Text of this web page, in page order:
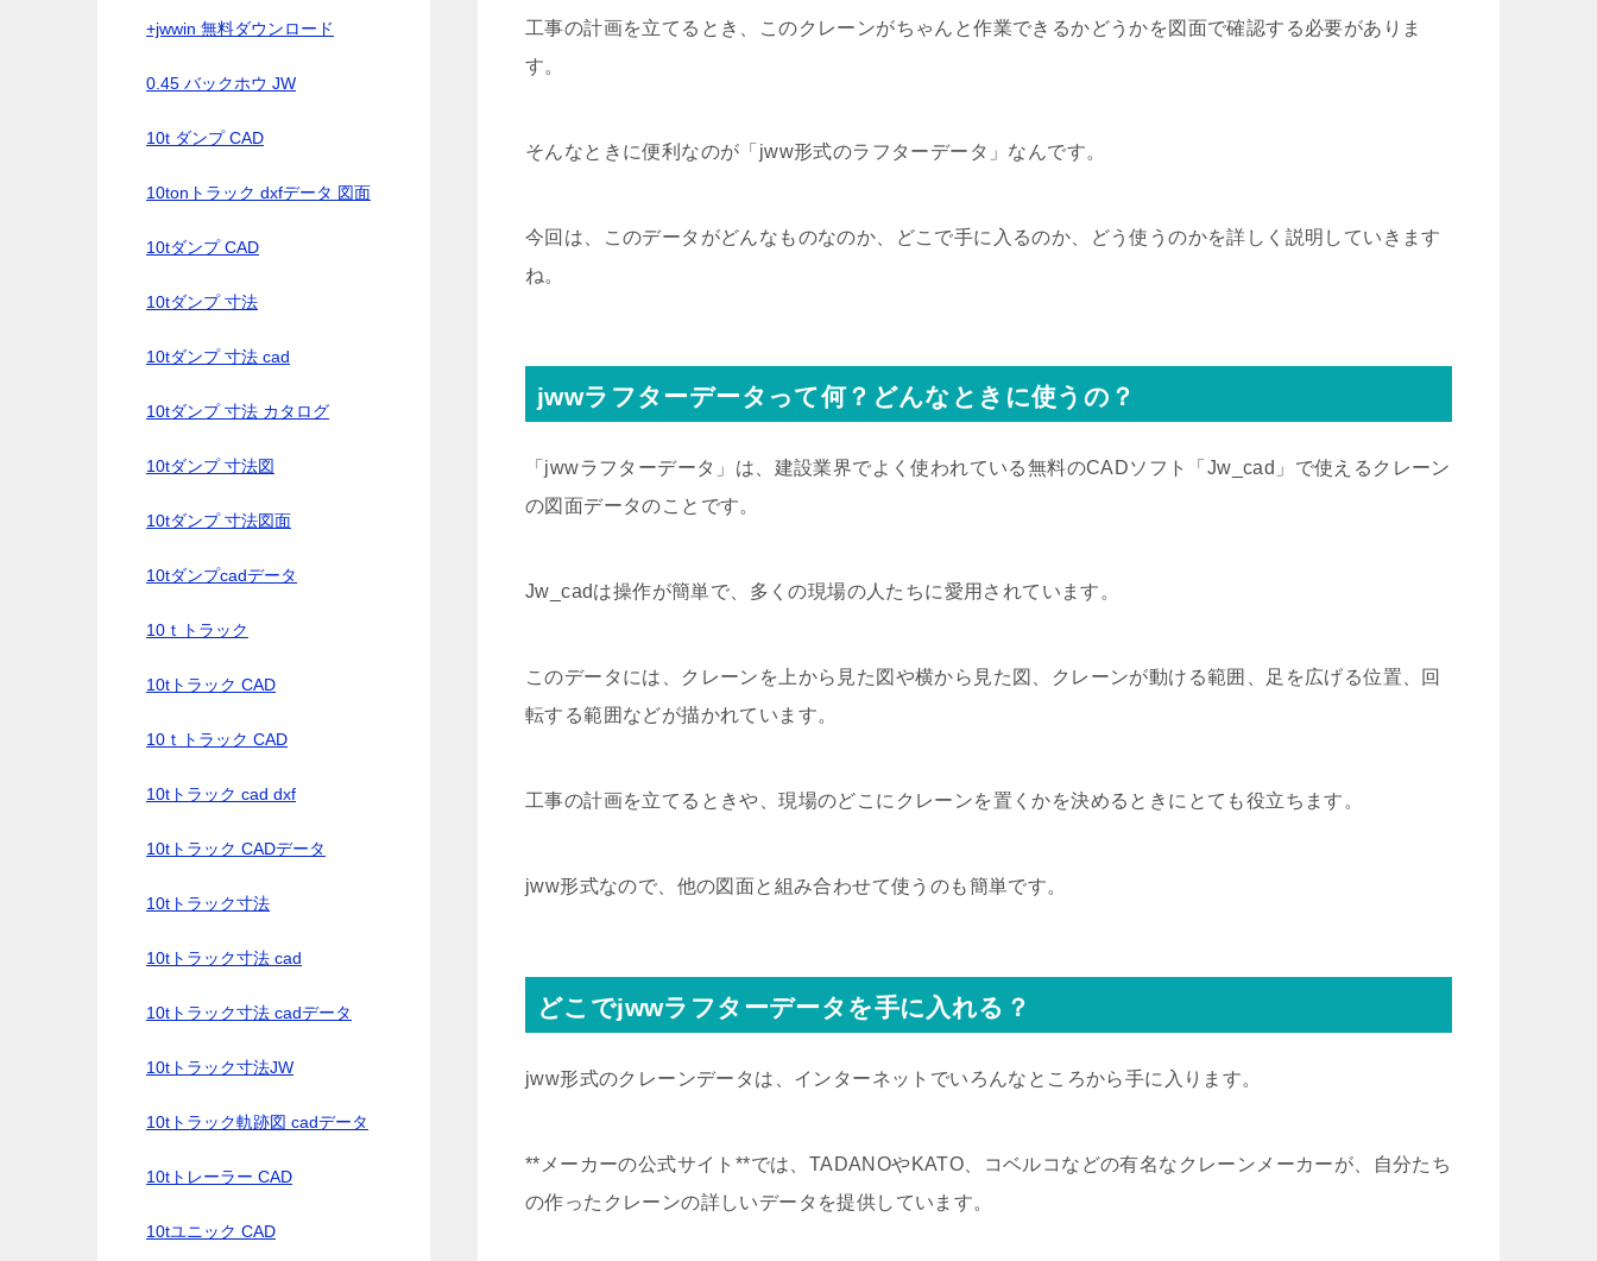
工事の計画を立てるとき、このクレーンがちゃんと作業できるかどうかを図面で確認する必要がありま
す。
そんなときに便利なのが「jww形式のラフターデータ」なんです。
今回は、このデータがどんなものなのか、どこで手に入るのか、どう使うのかを詳しく説明していきます
ね。
jwwラフターデータって何？どんなときに使うの？
「jwwラフターデータ」は、建設業界でよく使われている無料のCADソフト「Jw_cad」で使えるクレーン
の図面データのことです。
Jw_cadは操作が簡単で、多くの現場の人たちに愛用されています。
このデータには、クレーンを上から見た図や横から見た図、クレーンが動ける範囲、足を広げる位置、回
転する範囲などが描かれています。
工事の計画を立てるときや、現場のどこにクレーンを置くかを決めるときにとても役立ちます。
jww形式なので、他の図面と組み合わせて使うのも簡単です。
どこでjwwラフターデータを手に入れる？
jww形式のクレーンデータは、インターネットでいろんなところから手に入ります。
**メーカーの公式サイト**では、TADANOやKATO、コベルコなどの有名なクレーンメーカーが、自分たち
の作ったクレーンの詳しいデータを提供しています。
+jwwin 無料ダウンロード
0.45 バックホウ JW
10t ダンプ CAD
10tonトラック dxfデータ 図面
10tダンプ CAD
10tダンプ 寸法
10tダンプ 寸法 cad
10tダンプ 寸法 カタログ
10tダンプ 寸法図
10tダンプ 寸法図面
10tダンプcadデータ
10ｔトラック
10tトラック CAD
10ｔトラック CAD
10tトラック cad dxf
10tトラック CADデータ
10tトラック寸法
10tトラック寸法 cad
10tトラック寸法 cadデータ
10tトラック寸法JW
10tトラック軌跡図 cadデータ
10tトレーラー CAD
10tユニック CAD